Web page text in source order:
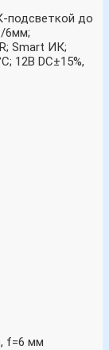
подсветкой до
6мм;
Smart ИК;
12В DC±15%,
f=6 мм